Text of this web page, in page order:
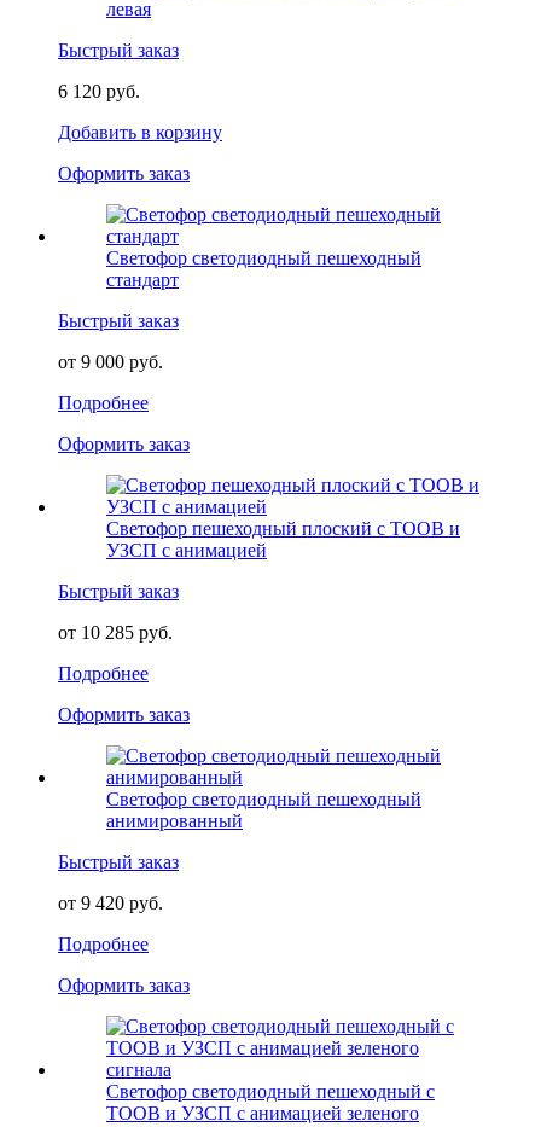
левая
Быстрый заказ
6 120 руб.
Добавить в корзину
Оформить заказ
Светофор светодиодный пешеходный
стандарт
Быстрый заказ
от 9 000 руб.
Подробнее
Оформить заказ
Светофор пешеходный плоский с ТООВ и
УЗСП с анимацией
Быстрый заказ
от 10 285 руб.
Подробнее
Оформить заказ
Светофор светодиодный пешеходный
анимированный
Быстрый заказ
от 9 420 руб.
Подробнее
Оформить заказ
Светофор светодиодный пешеходный с
ТООВ и УЗСП с анимацией зеленого